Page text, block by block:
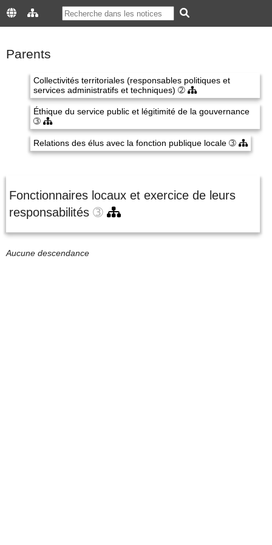
Parents
Collectivités territoriales (responsables politiques et
services administratifs et techniques) ➁
Éthique du service public et légitimité de la gouvernance
➂
Relations des élus avec la fonction publique locale ➂
Fonctionnaires locaux et exercice de leurs
responsabilités ➂
Aucune descendance